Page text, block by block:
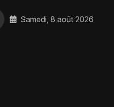
Samedi, 8 août 2026